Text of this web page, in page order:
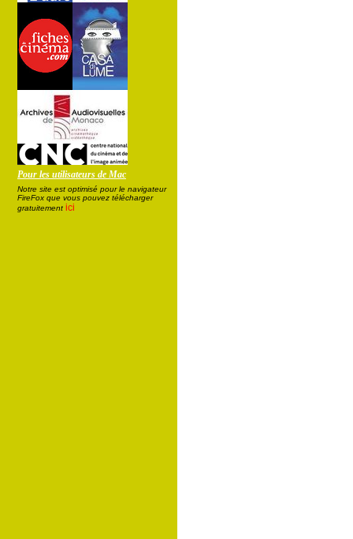
Pour les utilisateurs de Mac
Notre site est optimisé pour le navigateur
FireFox que vous pouvez télécharger
gratuitement ici